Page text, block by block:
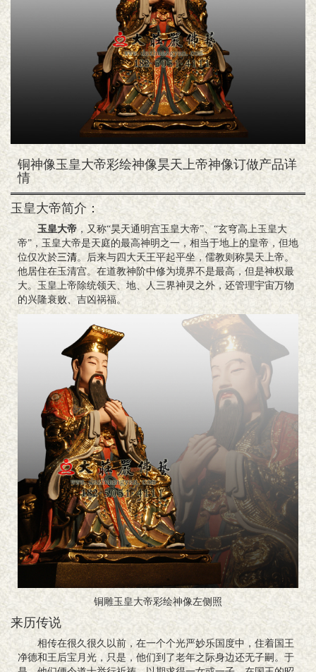
铜神像玉皇大帝彩绘神像昊天上帝神像订做产品详
情
玉皇大帝简介：
玉皇大帝，又称“昊天通明宫玉皇大帝”、“玄穹高上玉皇大
帝”，玉皇大帝是天庭的最高神明之一，相当于地上的皇帝，但地
位仅次於三清。后来与四大天王平起平坐，儒教则称昊天上帝。
他居住在玉清宫。在道教神阶中修为境界不是最高，但是神权最
大。玉皇上帝除统领天、地、人三界神灵之外，还管理宇宙万物
的兴隆衰败、吉凶祸福。
铜雕玉皇大帝彩绘神像左侧照
来历传说
相传在很久很久以前，在一个个光严妙乐国度中，住着国王
净德和王后宝月光，只是，他们到了老年之际身边还无子嗣。于